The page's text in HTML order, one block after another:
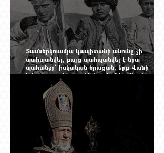
Տասներկուամյա կապիտանի անունը չի
պահպանվել, բայց պահպանվել է նրա
պահանջը՝ իսկական հրացան, երբ Վանի
իշխանությունն արդեն հաշվում էր վերջին
պաշարները